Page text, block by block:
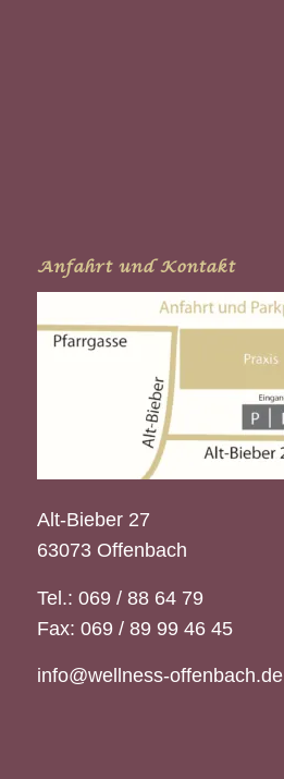
Anfahrt und Kontakt
Alt-Bieber 27
63073 Offenbach
Tel.: 069 / 88 64 79
Fax: 069 / 89 99 46 45
info@wellness-offenbach.de